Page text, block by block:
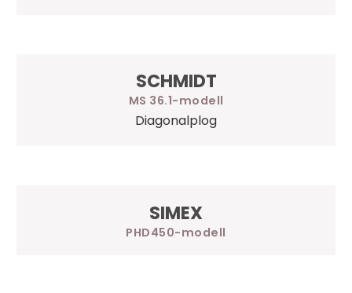
SCHMIDT
MS 36.1
Diagonalplog
SIMEX
PHD450